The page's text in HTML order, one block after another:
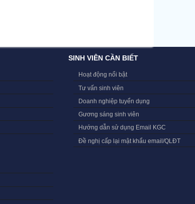
SINH VIÊN CẦN BIẾT
Hoạt động nổi bật
Tư vấn sinh viên
Doanh nghiệp tuyển dụng
Gương sáng sinh viên
Hướng dẫn sử dụng Email KGC
Đề nghị cấp lại mật khẩu email/QLĐT